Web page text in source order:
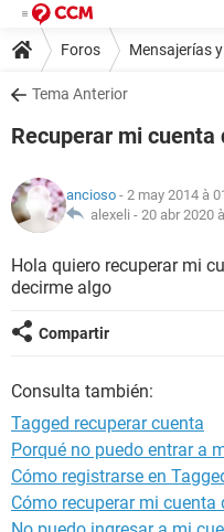
Foros Mensajerías
Tema Anterior
Recuperar mi cuenta
ancioso - 2 may 2014 à
alexeli - 20 abr 2020
Hola quiero recuperar mi
decirme algo
Compartir
Consulta también:
Tagged recuperar cuenta
Porqué no puedo entrar a
Cómo registrarse en
Cómo recuperar mi cuenta